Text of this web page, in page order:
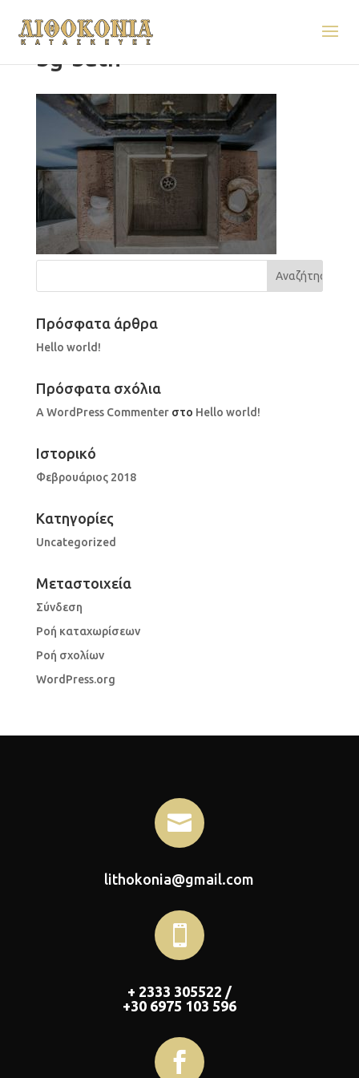
bg-bath
Πρόσφατα άρθρα
Hello world!
Πρόσφατα σχόλια
A WordPress Commenterστο Hello world!
Ιστορικό
Φεβρουάριος 2018
Kατηγορίες
Uncategorized
Μεταστοιχεία
Σύνδεση
Ροή καταχωρίσεων
Ροή σχολίων
WordPress.org

lithokonia@gmail.com

+ 2333 305522 /
+30 6975 103 596
